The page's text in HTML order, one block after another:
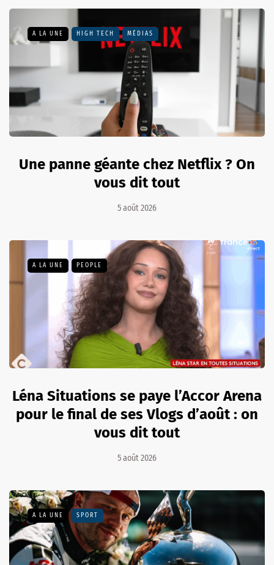
A LA UNE HIGH TECH MÉDIAS
Une panne géante chez Netflix ? On
vous dit tout
5 août 2026
A LA UNE PEOPLE
Léna Situations se paye l’Accor Arena
pour le final de ses Vlogs d’août : on
vous dit tout
5 août 2026
A LA UNE SPORT